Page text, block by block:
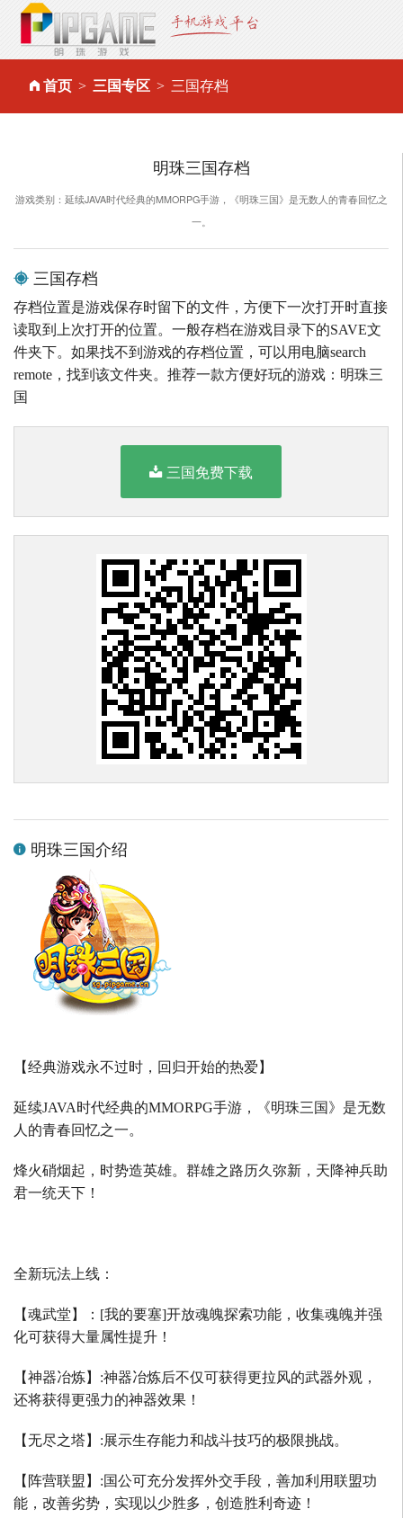
首页 三国专区 三国存档
明珠三国存档
游戏类别：延续JAVA时代经典的MMORPG手游，《明珠三国》是无数人的青春回忆之
一。
三国存档
存档位置是游戏保存时留下的文件，方便下一次打开时直接
读取到上次打开的位置。一般存档在游戏目录下的SAVE文
件夹下。如果找不到游戏的存档位置，可以用电脑search
remote，找到该文件夹。推荐一款方便好玩的游戏：明珠三
国
三国免费下载
明珠三国介绍
【经典游戏永不过时，回归开始的热爱】
延续JAVA时代经典的MMORPG手游，《明珠三国》是无数
人的青春回忆之一。
烽火硝烟起，时势造英雄。群雄之路历久弥新，天降神兵助
君一统天下！
全新玩法上线：
【魂武堂】： [我的要塞]开放魂魄探索功能，收集魂魄并强
化可获得大量属性提升！
【神器冶炼】 :神器冶炼后不仅可获得更拉风的武器外观，
还将获得更强力的神器效果！
【无尽之塔】 :展示生存能力和战斗技巧的极限挑战。
【阵营联盟】 :国公可充分发挥外交手段，善加利用联盟功
能，改善劣势，实现以少胜多，创造胜利奇迹！